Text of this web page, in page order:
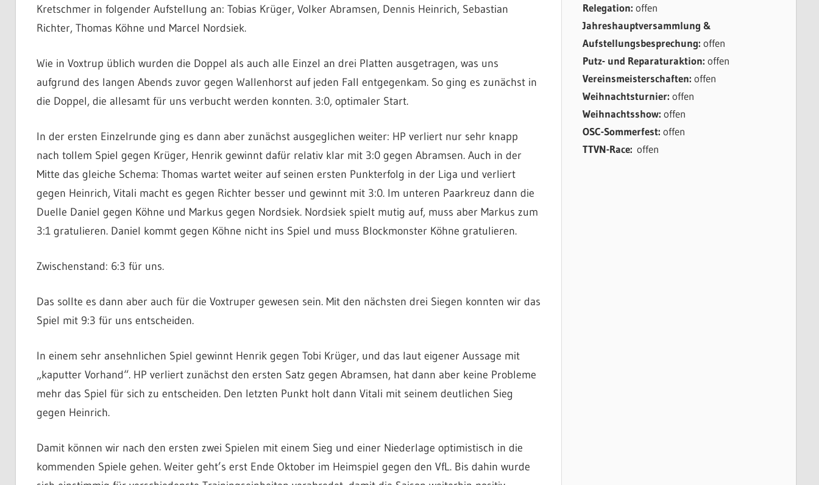
Kretschmer in folgender Aufstellung an: Tobias Krüger, Volker Abramsen, Dennis Heinrich, Sebastian
Richter, Thomas Köhne und Marcel Nordsiek.
Wie in Voxtrup üblich wurden die Doppel als auch alle Einzel an drei Platten ausgetragen, was uns
aufgrund des langen Abends zuvor gegen Wallenhorst auf jeden Fall entgegenkam. So ging es zunächst in
die Doppel, die allesamt für uns verbucht werden konnten. 3:0, optimaler Start.
In der ersten Einzelrunde ging es dann aber zunächst ausgeglichen weiter: HP verliert nur sehr knapp
nach tollem Spiel gegen Krüger, Henrik gewinnt dafür relativ klar mit 3:0 gegen Abramsen. Auch in der
Mitte das gleiche Schema: Thomas wartet weiter auf seinen ersten Punkterfolg in der Liga und verliert
gegen Heinrich, Vitali macht es gegen Richter besser und gewinnt mit 3:0. Im unteren Paarkreuz dann die
Duelle Daniel gegen Köhne und Markus gegen Nordsiek. Nordsiek spielt mutig auf, muss aber Markus zum
3:1 gratulieren. Daniel kommt gegen Köhne nicht ins Spiel und muss Blockmonster Köhne gratulieren.
Zwischenstand: 6:3 für uns.
Das sollte es dann aber auch für die Voxtruper gewesen sein. Mit den nächsten drei Siegen konnten wir das
Spiel mit 9:3 für uns entscheiden.
In einem sehr ansehnlichen Spiel gewinnt Henrik gegen Tobi Krüger, und das laut eigener Aussage mit
„kaputter Vorhand“. HP verliert zunächst den ersten Satz gegen Abramsen, hat dann aber keine Probleme
mehr das Spiel für sich zu entscheiden. Den letzten Punkt holt dann Vitali mit seinem deutlichen Sieg
gegen Heinrich.
Damit können wir nach den ersten zwei Spielen mit einem Sieg und einer Niederlage optimistisch in die
kommenden Spiele gehen. Weiter geht’s erst Ende Oktober im Heimspiel gegen den VfL. Bis dahin wurde
Relegation: offen
Jahreshauptversammlung &
Aufstellungsbesprechung: offen
Putz- und Reparaturaktion: offen
Vereinsmeisterschaften: offen
Weihnachtsturnier: offen
Weihnachtsshow: offen
OSC-Sommerfest: offen
TTVN-Race: offen